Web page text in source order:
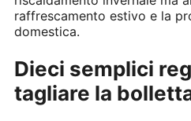
raffrescamento estivo e la
domestica.
Dieci semplici
tagliare la